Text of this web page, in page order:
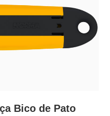
Bico de Pato